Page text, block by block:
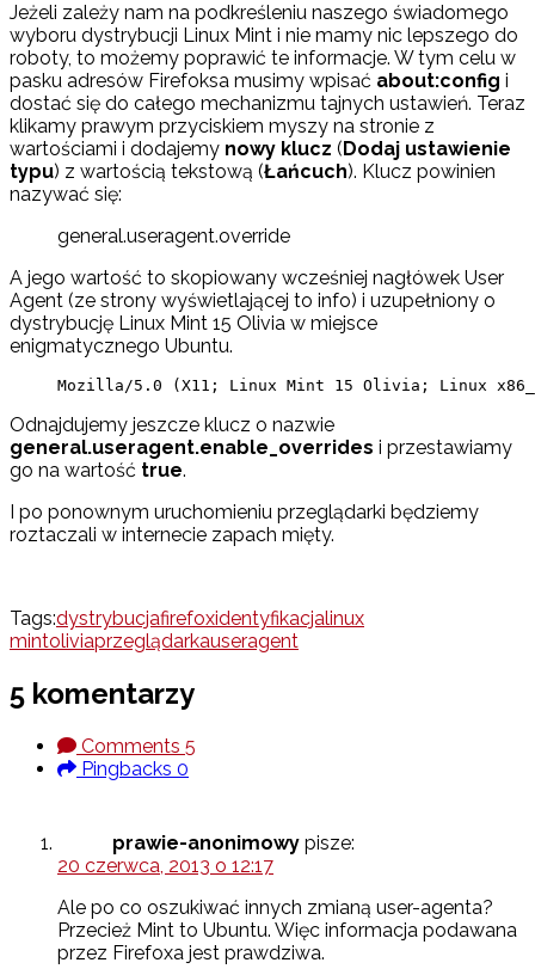
Jeżeli zależy nam na podkreśleniu naszego świadomego
wyboru dystrybucji Linux Mint i nie mamy nic lepszego do
roboty, to możemy poprawić te informacje. W tym celu w
pasku adresów Firefoksa musimy wpisać about:config i
dostać się do całego mechanizmu tajnych ustawień. Teraz
klikamy prawym przyciskiem myszy na stronie z
wartościami i dodajemy nowy klucz ( Dodaj ustawienie
typu) z wartością tekstową (Łańcuch). Klucz powinien
nazywać się:
general.useragent.override
A jego wartość to skopiowany wcześniej nagłówek User
Agent (ze strony wyświetlającej to info) i uzupełniony o
dystrybucję Linux Mint 15 Olivia w miejsce
enigmatycznego Ubuntu.
Mozilla/5.0 (X11; Linux Mint 15 Olivia; Linux
Odnajdujemy jeszcze klucz o nazwie
general.useragent.enable_overrides i przestawiamy
go na wartość true.
I po ponownym uruchomieniu przeglądarki będziemy
roztaczali w internecie zapach mięty.
Tags:dystrybucjafirefoxidentyfikacjalinux
mintoliviaprzeglądarkauseragent
5 komentarzy
Comments 5
Pingbacks 0
prawie-anonimowy pisze:
20 czerwca, 2013 o 12:17
Ale po co oszukiwać innych zmianą user-agenta?
Przecież Mint to Ubuntu. Więc informacja podawana
przez Firefoxa jest prawdziwa.